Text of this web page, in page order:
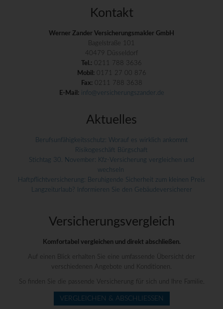
Kontakt
Werner Zander Versicherungsmakler GmbH
Bagelstraße 101
40479 Düsseldorf
Tel.: 0211 788 3636
Mobil: 0171 27 00 876
Fax: 0211 788 3638
E-Mail: info@versicherungszander.de
Aktuelles
Berufsunfähigkeitsschutz: Worauf es wirklich ankommt
Risikogeschäft Bürgschaft
Stichtag 30. November: Kfz-Versicherung vergleichen und
wechseln
Haftpflichtversicherung: Beruhigende Sicherheit zum kleinen Preis
Langzeiturlaub? Informieren Sie den Gebäudeversicherer
Versicherungs­vergleich
Komfortabel vergleichen und direkt abschließen.
Auf einen Blick erhalten Sie eine umfassende Übersicht der
verschiedenen Angebote und Konditionen.
So finden Sie die passende Versicherung für sich und Ihre Familie.
VERGLEICHEN & ABSCHLIESSEN